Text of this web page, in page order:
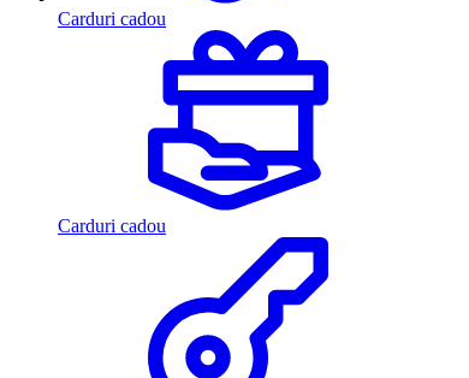
Carduri cadou
Carduri cadou